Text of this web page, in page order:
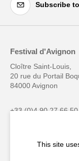
Subscribe
Festival d'Avignon
Cloître Saint-Louis,
20 rue du Portail
84000 Avignon
+33 (0)4 90 27 66 50
This site